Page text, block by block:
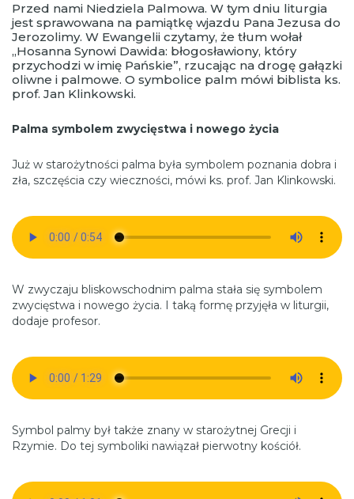
Przed nami Niedziela Palmowa. W tym dniu liturgia
jest sprawowana na pamiątkę wjazdu Pana Jezusa do
Jerozolimy. W Ewangelii czytamy, że tłum wołał
„Hosanna Synowi Dawida: błogosławiony, który
przychodzi w imię Pańskie”, rzucając na drogę gałązki
oliwne i palmowe. O symbolice palm mówi biblista ks.
prof. Jan Klinkowski.
Palma symbolem zwycięstwa i nowego życia
Już w starożytności palma była symbolem poznania dobra i
zła, szczęścia czy wieczności, mówi ks. prof. Jan Klinkowski.
W zwyczaju bliskowschodnim palma stała się symbolem
zwycięstwa i nowego życia. I taką formę przyjęła w liturgii,
dodaje profesor.
Symbol palmy był także znany w starożytnej Grecji i
Rzymie. Do tej symboliki nawiązał pierwotny kościół.